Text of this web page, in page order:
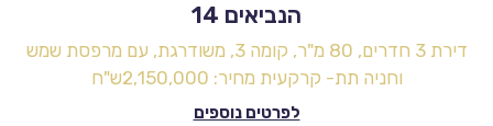
הנביאים 14
דירת 3 חדרים, 80 מ"ר, קומה 3, משודרגת, עם מרפסת שמש
וחניה תת- קרקעית מחיר: 2,150,000ש"ח
לפרטים נוספים